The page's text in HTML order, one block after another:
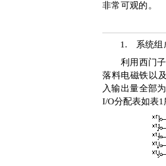
非常可观的。
1.
系统组
利用西门子
落料电磁铁以
入输出量全部
I/O分配表如表1